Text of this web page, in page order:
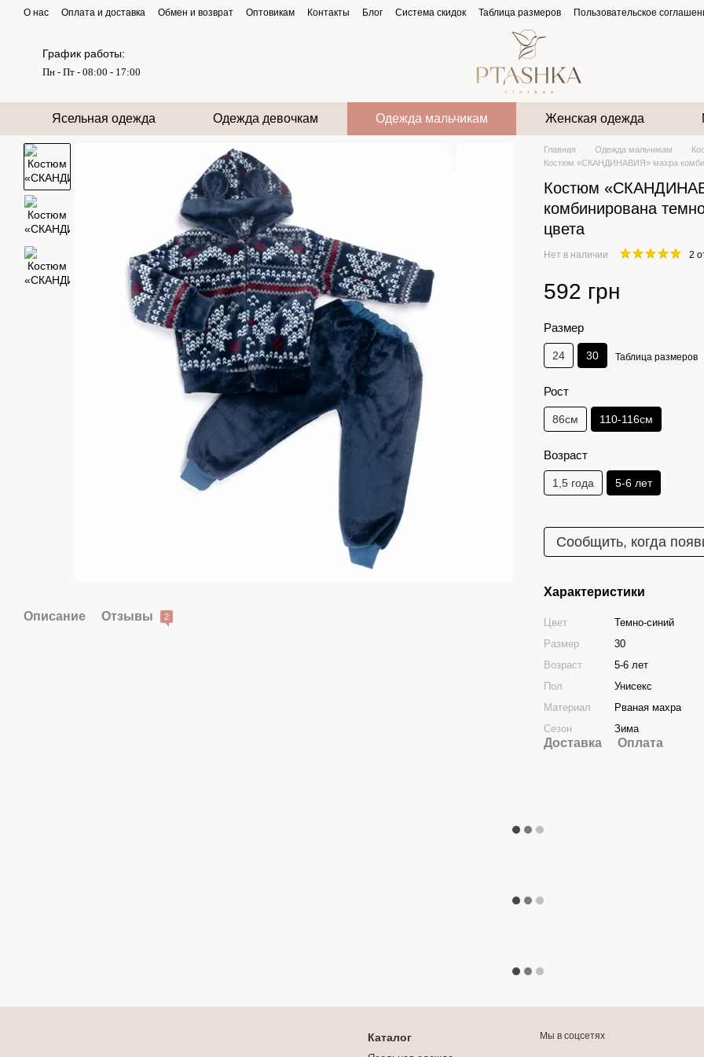
Перейти к основному контенту
О нас Оплата и доставка Обмен и возврат Оптовикам Контакты Блог Система скидок Таблица размеров Пользовательское
График работы:
Пн - Пт - 08:00 - 17:00
Ясельная одежда Одежда девочкам Одежда мальчикам Женская одежда
Описание Отзывы 2
Главная Одежда мальчикам
Костюм «СКАНДИНАВИЯ» махра
Костюм
комбинирована
цвета
Нет в наличии 2
592 грн
Размер
24 30 Таблица размеров
Рост
86см 110-116см
Возраст
1,5 года 5-6 лет
Сообщить, когда
Характеристики
Цвет
Темно-синий
Размер
30
Возраст
5-6 лет
Пол
Унисекс
Материал
Рваная махра
Сезон
Зима
Доставка Оплата
Каталог Мы в соцсетях